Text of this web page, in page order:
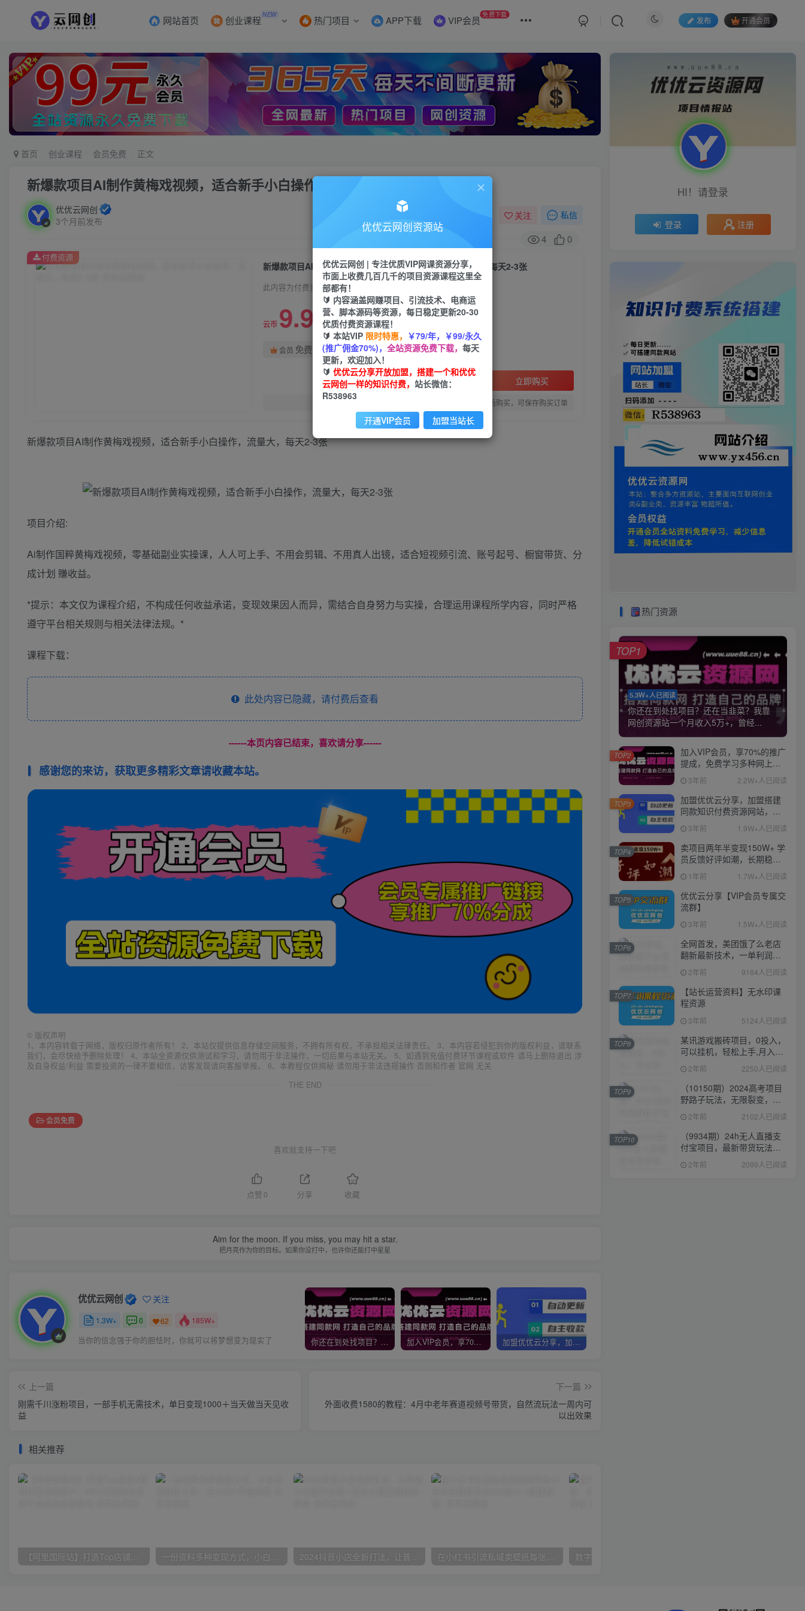
网站首页 创业课程 NEW 热门项目 APP下载 VIP会员 免费下载
发布 开通会员
首页 创业课程 会员免费 正文
新爆款项目AI制作黄梅戏视频，适合新手小白操作，流量大，每天2-3张
优优云网创
3个月前发布
关注 私信
4 0
新爆款项目AI制作黄梅戏视频，适合新手小白操作，流量大，每天2-3张
此内容为付费资源，请付费后查看
云币 9.9 限时特惠
云币99
会员 免费
立即购买
您当前未登录！建议登陆后购买，可保存购买订单
付费资源
新爆款项目AI制作黄梅戏视频，适合新手小白操作，流量大，每天2-3张
项目介绍:
Ai制作国粹黄梅戏视频，零基础副业实操课，人人可上手、不用会剪辑、不用真人出镜，适合短视频引流、账号起号、橱窗带货、分
成计划 賺收益。
*提示：本文仅为课程介绍，不构成任何收益承诺，变现效果因人而异，需结合自身努力与实操，合理运用课程所学内容，同时严格
遵守平台相关规则与相关法律法规。*
课程下载：
此处内容已隐藏，请付费后查看
------本页内容已结束，喜欢请分享------
感谢您的来访，获取更多精彩文章请收藏本站。
© 版权声明
1、本内容转载于网络，版权归原作者所有！ 2、本站仅提供信息存储空间服务，不拥有所有权，不承担相关法律责任。 3、本内容若侵犯到你的版权利益，请联系
我们，会尽快给予删除处理！ 4、本站全资源仅供测试和学习，请勿用于非法操作，一切后果与本站无关。 5、如遇到充值付费环节课程或软件 请马上删除退出 涉
及自身权益/利益 需要投资的一律不要相信，访客发现请向客服举报。 6、本教程仅供揭秘 请勿用于非法违规操作 否则和作者 官网 无关
THE END
会员免费
喜欢就支持一下吧
点赞 0 分享 收藏
Aim for the moon. If you miss, you may hit a star.
把月亮作为你的目标。如果你没打中，也许你还能打中星星
优优云网创 关注
1.3W+ 0 62 185W+
当你的信念强于你的胆怯时，你就可以将梦想变为现实了 你还在到处找项目？还在当韭菜？我靠网创资源站一个月收入5万+，曾经我也是个失败者。 加入VIP会员，享70%的推广提成，免费学习多种网上创业课程，菜鸟秒变大神！ 加盟优优云分享，加盟搭建同款知识付费资源网站，实现长期稳定被动收入~
上一篇
刚需千川涨粉项目，一部手机无需技术，单日变现1000＋当天做当天见收
益
下一篇
外面收费1580的教程：4月中老年赛道视频号带货，自然流玩法一周内可
以出效果
相关推荐
【阿里国际站】打造Top店铺&获得优质询盘客户，​95%的国际站讲师不会说的运营技巧 一份资料多种变现方式，小白也能轻松上手，日入800不是问题 2024抖音小店全新打法，让普通人也能学会做一家长久稳定赚钱的抖店 在小红书引流私域卖壁纸每张29元单日最高卖出200张(0-1搭建教程)
HI！请登录
登录 注册
热门资源
5.3W+人已阅读
你还在到处找项目？还在当韭菜？我靠
网创资源站一个月收入5万+，曾经...
TOP1
加入VIP会员，享70%的推广
提成，免费学习多种网上创
业课程，菜鸟秒变大神！
3年前 2.2W+人已阅读
TOP2
加盟优优云分享，加盟搭建
同款知识付费资源网站，实
现长期稳定被动收入~
3年前 1.9W+人已阅读
TOP3
卖项目两年半变现150W+ 学
员反馈好评如潮，长期稳定
变现，可以一直干到老！
1年前 1.7W+人已阅读
TOP4
优优云分享【VIP会员专属交
流群】
3年前 1.5W+人已阅读
TOP5
全网首发，美团饿了么老店
翻新最新技术，一单利润
300-600
2年前 9164人已阅读
TOP6
【站长运营资料】无水印课
程资源
3年前 5124人已阅读
TOP7
某讯游戏搬砖项目，0投入，
可以挂机，轻松上手,月入
3000+上不封顶
2年前 2250人已阅读
TOP8
（10150期）2024高考项目
野路子玩法，无限裂变，最
高一天1W＋！
2年前 2102人已阅读
TOP9
（9934期）24h无人直播支
付宝项目，最新带货玩法，
纯躺赚实测日入500+
2年前 2099人已阅读
TOP10
优优云网创资源站
优优云网创 | 专注优质VIP网课资源分享，
市面上收费几百几千的项目资源课程这里全
部都有！
🔰 内容涵盖网赚项目、引流技术、电商运
营、脚本源码等资源，每日稳定更新20-30
优质付费资源课程！
🔰 本站VIP 限时特惠， ￥79/年，￥99/永久
(推广佣金70%)， 全站资源免费下载， 每天
更新，欢迎加入！
🔰 优优云分享开放加盟，搭建一个和优优
云网创一样的知识付费， 站长微信：
R538963
开通VIP会员 加盟当站长